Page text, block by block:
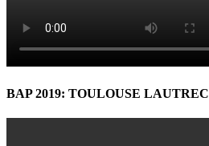
BAP 2019: TOULOUSE LAUTREC